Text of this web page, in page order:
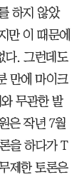
하지 않았
만 이 때문에
다. 그런데도
만에 마이크
무관한 발
은 작년 7월
을 하다가 T
제한 토론은